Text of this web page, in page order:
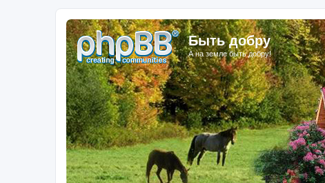
Быть добру
А на земле быть добру!